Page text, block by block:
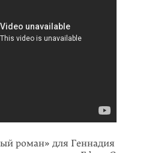
роман» для Геннадия